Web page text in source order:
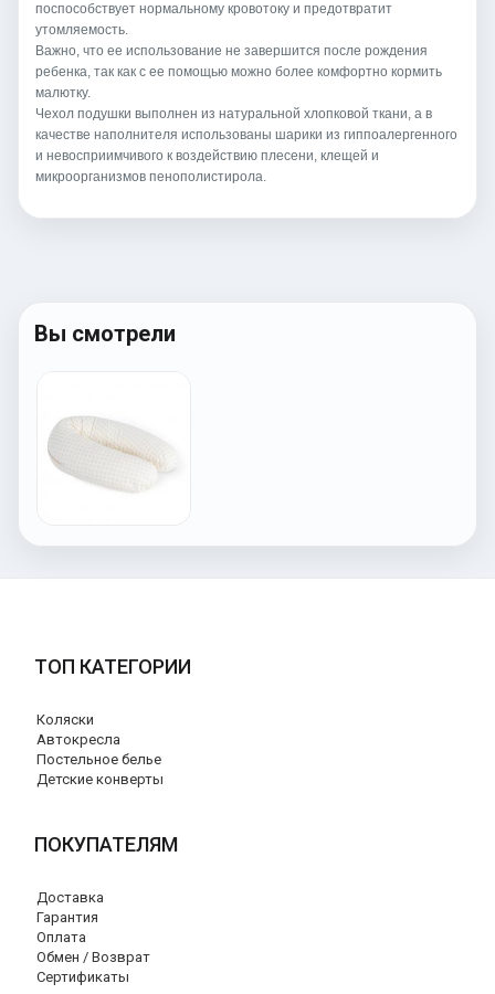
поспособствует нормальному кровотоку и предотвратит
утомляемость.
Важно, что ее использование не завершится после рождения
ребенка, так как с ее помощью можно более комфортно кормить
малютку.
Чехол подушки выполнен из натуральной хлопковой ткани, а в
качестве наполнителя использованы шарики из гиппоалергенного
и невосприимчивого к воздействию плесени, клещей и
микроорганизмов пенополистирола.
Вы смотрели
ТОП КАТЕГОРИИ
Коляски
Автокресла
Постельное белье
Детские конверты
ПОКУПАТЕЛЯМ
Доставка
Гарантия
Оплата
Обмен / Возврат
Сертификаты